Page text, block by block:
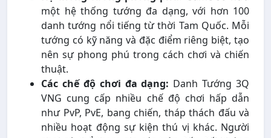
một hệ thống tướng đa dạng, với hơn 100
danh tướng nổi tiếng từ thời Tam Quốc. Mỗi
tướng có kỹ năng và đặc điểm riêng biệt, tạo
nên sự phong phú trong cách chơi và chiến
thuật.
Các chế độ chơi đa dạng: Danh Tướng 3Q
VNG cung cấp nhiều chế độ chơi hấp dẫn
như PvP, PvE, bang chiến, tháp thách đấu và
nhiều hoạt động sự kiện thú vị khác. Người